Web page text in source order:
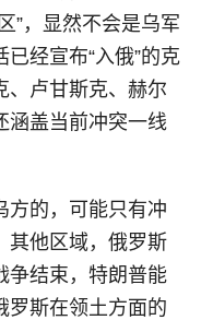
”，显然不会是乌军
经宣布“入俄”的克
、卢甘斯克、赫尔
涵盖当前冲突一线
方的，可能只有冲
其他区域，俄罗斯
争结束，特朗普能
罗斯在领土方面的